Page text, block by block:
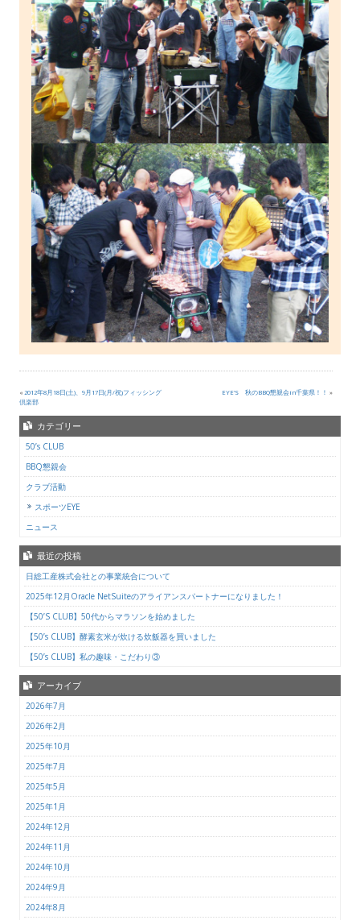
« 2012年8月18日(土)、9月17日(月/祝)フィッシング
倶楽部
EYE’S 秋のBBQ懇親会in千葉県！！ »
カテゴリー
50’s CLUB
BBQ懇親会
クラブ活動
スポーツEYE
ニュース
最近の投稿
日総工産株式会社との事業統合について
2025年12月Oracle NetSuiteのアライアンスパートナーになりました！
【50’S CLUB】50代からマラソンを始めました
【50’s CLUB】酵素玄米が炊ける炊飯器を買いました
【50’s CLUB】私の趣味・こだわり③
アーカイブ
2026年7月
2026年2月
2025年10月
2025年7月
2025年5月
2025年1月
2024年12月
2024年11月
2024年10月
2024年9月
2024年8月